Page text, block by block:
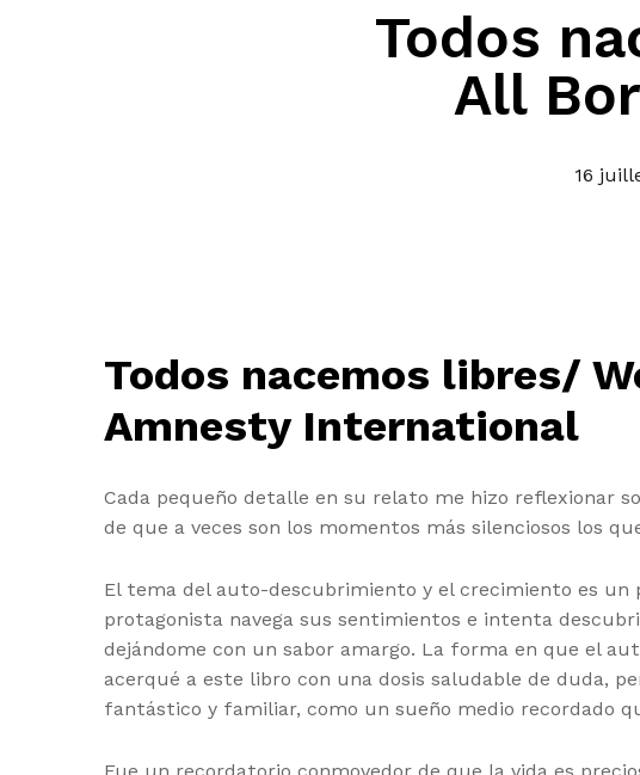
Todos
All
16
Todos nacemos libres/
Amnesty International
Cada pequeño detalle en su relato me hizo reflexionar
de que a veces son los momentos más silenciosos los
El tema del auto-descubrimiento y el crecimiento es un
protagonista navega sus sentimientos e intenta
dejándome con un sabor amargo. La forma en que el
acerqué a este libro con una dosis saludable de duda,
fantástico y familiar, como un sueño medio recordado